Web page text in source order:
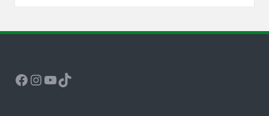
Facebook
Instagram
YouTube
TikTok